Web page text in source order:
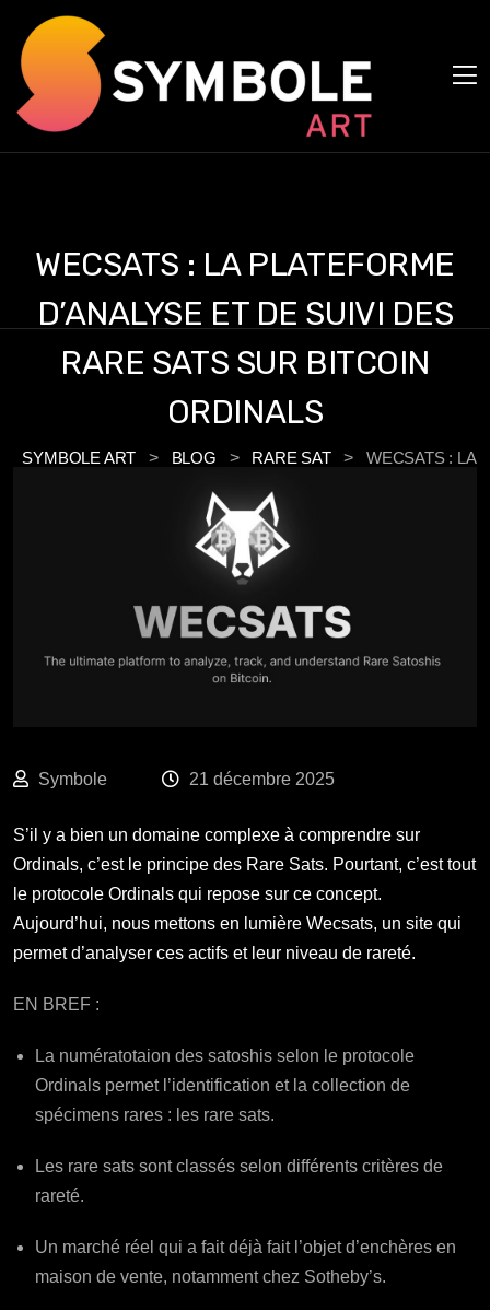
WECSATS : LA PLATEFORME
D’ANALYSE ET DE SUIVI DES
RARE SATS SUR BITCOIN
ORDINALS
SYMBOLE ART > BLOG > RARE SAT >
WECSATS : LA
PLATEFORME D’ANALYSE ET DE SUIVI DES RARE SATS
SUR BITCOIN ORDINALS
Symbole 21 décembre 2025
S’il y a bien un domaine complexe à comprendre sur
Ordinals, c’est le principe des Rare Sats. Pourtant, c’est tout
le protocole Ordinals qui repose sur ce concept.
Aujourd’hui, nous mettons en lumière Wecsats, un site qui
permet d’analyser ces actifs et leur niveau de rareté.
EN BREF :
La numératotaion des satoshis selon le protocole
Ordinals permet l’identification et la collection de
spécimens rares : les rare sats.
Les rare sats sont classés selon différents critères de
rareté.
Un marché réel qui a fait déjà fait l’objet d’enchères en
maison de vente, notamment chez Sotheby’s.
Panneau de gestion des cookies